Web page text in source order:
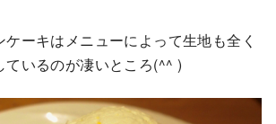
ーキはメニューによって生地も全く
ているのが凄いところ(^^ )